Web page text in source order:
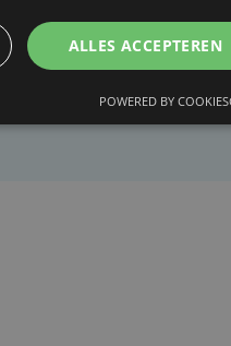
in dit artikel?
ALLES ACCEPTEREN
POWERED BY